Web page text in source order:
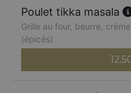
Poulet tikka masala
Grille au four, beurre,
(épicés)